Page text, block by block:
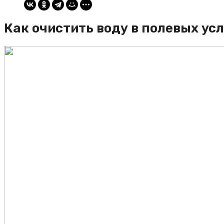
Как очистить воду в полевых